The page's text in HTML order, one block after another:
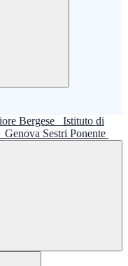
Istituto di
Genova Sestri Ponente